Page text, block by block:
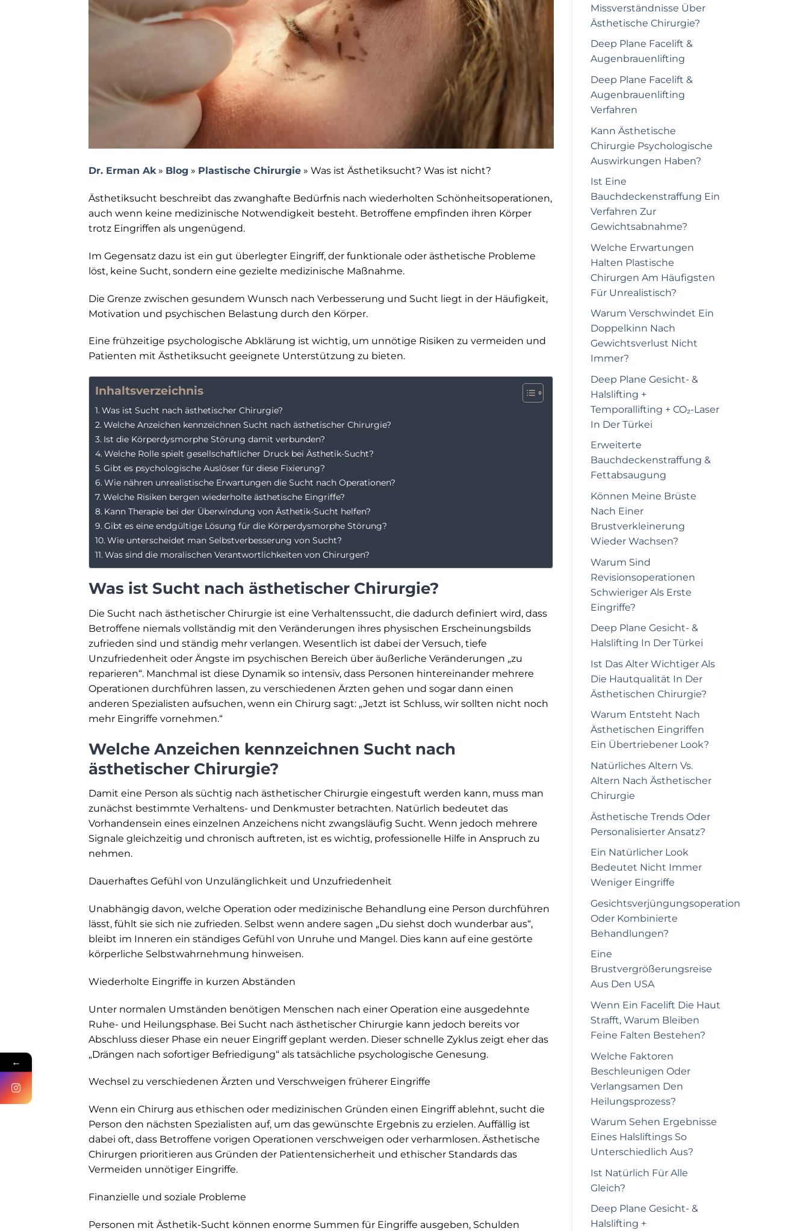
Dr. Erman Ak» Blog » Plastische Chirurgie » Was ist Ästhetiksucht? Was ist nicht?
Ästhetiksucht beschreibt das zwanghafte Bedürfnis nach wiederholten Schönheitsoperationen,
auch wenn keine medizinische Notwendigkeit besteht. Betroffene empfinden ihren Körper
trotz Eingriffen als ungenügend.
Im Gegensatz dazu ist ein gut überlegter Eingriff, der funktionale oder ästhetische Probleme
löst, keine Sucht, sondern eine gezielte medizinische Maßnahme.
Die Grenze zwischen gesundem Wunsch nach Verbesserung und Sucht liegt in der Häufigkeit,
Motivation und psychischen Belastung durch den Körper.
Eine frühzeitige psychologische Abklärung ist wichtig, um unnötige Risiken zu vermeiden und
Patienten mit Ästhetiksucht geeignete Unterstützung zu bieten.
Inhaltsverzeichnis
Was ist Sucht nach ästhetischer Chirurgie?
Welche Anzeichen kennzeichnen Sucht nach ästhetischer Chirurgie?
Ist die Körperdysmorphe Störung damit verbunden?
Welche Rolle spielt gesellschaftlicher Druck bei Ästhetik-Sucht?
Gibt es psychologische Auslöser für diese Fixierung?
Wie nähren unrealistische Erwartungen die Sucht nach Operationen?
Welche Risiken bergen wiederholte ästhetische Eingriffe?
Kann Therapie bei der Überwindung von Ästhetik-Sucht helfen?
Gibt es eine endgültige Lösung für die Körperdysmorphe Störung?
Wie unterscheidet man Selbstverbesserung von Sucht?
Was sind die moralischen Verantwortlichkeiten von Chirurgen?
Was ist Sucht nach ästhetischer Chirurgie?
Die Sucht nach ästhetischer Chirurgie ist eine Verhaltenssucht, die dadurch definiert wird, dass
Betroffene niemals vollständig mit den Veränderungen ihres physischen Erscheinungsbilds
zufrieden sind und ständig mehr verlangen. Wesentlich ist dabei der Versuch, tiefe
Unzufriedenheit oder Ängste im psychischen Bereich über äußerliche Veränderungen „zu
reparieren“. Manchmal ist diese Dynamik so intensiv, dass Personen hintereinander mehrere
Operationen durchführen lassen, zu verschiedenen Ärzten gehen und sogar dann einen
anderen Spezialisten aufsuchen, wenn ein Chirurg sagt: „Jetzt ist Schluss, wir sollten nicht noch
mehr Eingriffe vornehmen.“
Welche Anzeichen kennzeichnen Sucht nach
ästhetischer Chirurgie?
Damit eine Person als süchtig nach ästhetischer Chirurgie eingestuft werden kann, muss man
zunächst bestimmte Verhaltens- und Denkmuster betrachten. Natürlich bedeutet das
Vorhandensein eines einzelnen Anzeichens nicht zwangsläufig Sucht. Wenn jedoch mehrere
Signale gleichzeitig und chronisch auftreten, ist es wichtig, professionelle Hilfe in Anspruch zu
nehmen.
Dauerhaftes Gefühl von Unzulänglichkeit und Unzufriedenheit
Unabhängig davon, welche Operation oder medizinische Behandlung eine Person durchführen
lässt, fühlt sie sich nie zufrieden. Selbst wenn andere sagen „Du siehst doch wunderbar aus“,
bleibt im Inneren ein ständiges Gefühl von Unruhe und Mangel. Dies kann auf eine gestörte
körperliche Selbstwahrnehmung hinweisen.
Wiederholte Eingriffe in kurzen Abständen
Unter normalen Umständen benötigen Menschen nach einer Operation eine ausgedehnte
Ruhe- und Heilungsphase. Bei Sucht nach ästhetischer Chirurgie kann jedoch bereits vor
Abschluss dieser Phase ein neuer Eingriff geplant werden. Dieser schnelle Zyklus zeigt eher das
„Drängen nach sofortiger Befriedigung“ als tatsächliche psychologische Genesung.
Wechsel zu verschiedenen Ärzten und Verschweigen früherer Eingriffe
Wenn ein Chirurg aus ethischen oder medizinischen Gründen einen Eingriff ablehnt, sucht die
Person den nächsten Spezialisten auf, um das gewünschte Ergebnis zu erzielen. Auffällig ist
dabei oft, dass Betroffene vorigen Operationen verschweigen oder verharmlosen. Ästhetische
Chirurgen prioritieren aus Gründen der Patientensicherheit und ethischer Standards das
Vermeiden unnötiger Eingriffe.
Finanzielle und soziale Probleme
Personen mit Ästhetik-Sucht können enorme Summen für Eingriffe ausgeben, Schulden
Missverständnisse Über
Ästhetische Chirurgie?
Deep Plane Facelift &
Augenbrauenlifting
Deep Plane Facelift &
Augenbrauenlifting
Verfahren
Kann Ästhetische
Chirurgie Psychologische
Auswirkungen Haben?
Ist Eine
Bauchdeckenstraffung Ein
Verfahren Zur
Gewichtsabnahme?
Welche Erwartungen
Halten Plastische
Chirurgen Am Häufigsten
Für Unrealistisch?
Warum Verschwindet Ein
Doppelkinn Nach
Gewichtsverlust Nicht
Immer?
Deep Plane Gesicht- &
Halslifting +
Temporallifting + CO₂-Laser
In Der Türkei
Erweiterte
Bauchdeckenstraffung &
Fettabsaugung
Können Meine Brüste
Nach Einer
Brustverkleinerung
Wieder Wachsen?
Warum Sind
Revisionsoperationen
Schwieriger Als Erste
Eingriffe?
Deep Plane Gesicht- &
Halslifting In Der Türkei
Ist Das Alter Wichtiger Als
Die Hautqualität In Der
Ästhetischen Chirurgie?
Warum Entsteht Nach
Ästhetischen Eingriffen
Ein Übertriebener Look?
Natürliches Altern Vs.
Altern Nach Ästhetischer
Chirurgie
Ästhetische Trends Oder
Personalisierter Ansatz?
Ein Natürlicher Look
Bedeutet Nicht Immer
Weniger Eingriffe
Gesichtsverjüngungsoperation
Oder Kombinierte
Behandlungen?
Eine
Brustvergrößerungsreise
Aus Den USA
Wenn Ein Facelift Die Haut
Strafft, Warum Bleiben
Feine Falten Bestehen?
Welche Faktoren
Beschleunigen Oder
Verlangsamen Den
Heilungsprozess?
Warum Sehen Ergebnisse
Eines Halsliftings So
Unterschiedlich Aus?
Ist Natürlich Für Alle
Gleich?
Deep Plane Gesicht- &
Halslifting +
←